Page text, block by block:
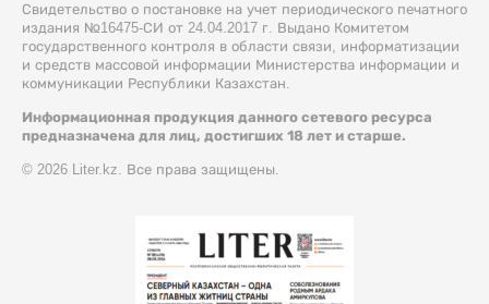
Свидетельство о постановке на учет периодического печатного
издания №16475-СИ от 24.04.2017 г. Выдано Комитетом
государственного контроля в области связи, информатизации
и средств массовой информации Министерства информации и
коммуникации Республики Казахстан.
Информационная продукция данного сетевого ресурса
предназначена для лиц, достигших 18 лет и старше.
© 2026 Liter.kz. Все права защищены.